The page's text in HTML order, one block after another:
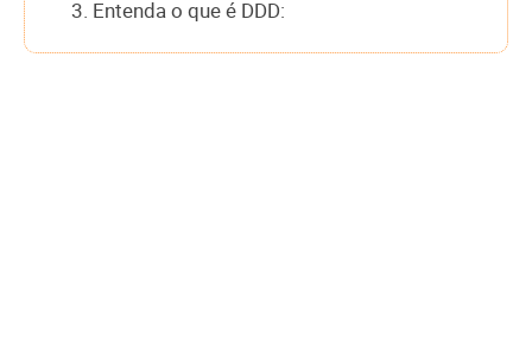
3. Entenda o que é DDD: